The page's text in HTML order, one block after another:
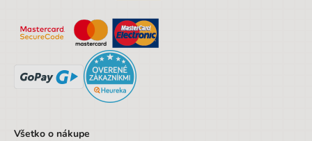
Všetko o nákupe